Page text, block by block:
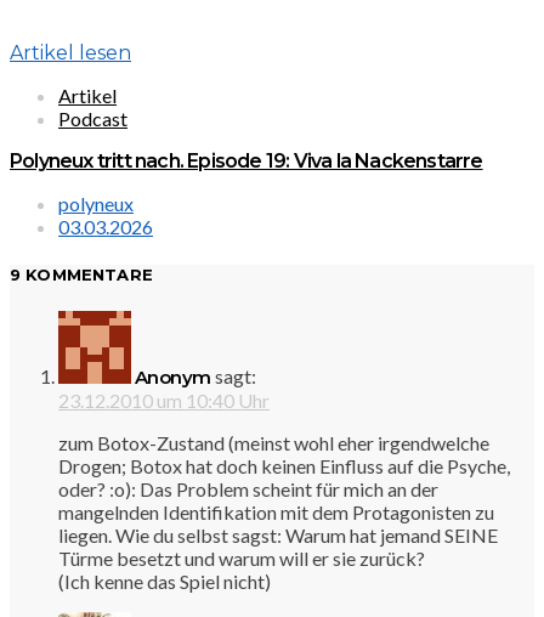
Artikel lesen
Artikel
Podcast
Polyneux tritt nach. Episode 19: Viva la Nackenstarre
polyneux
03.03.2026
9 KOMMENTARE
Anonym sagt:
23.12.2010 um 10:40 Uhr
zum Botox-Zustand (meinst wohl eher irgendwelche
Drogen; Botox hat doch keinen Einfluss auf die Psyche,
oder? :o): Das Problem scheint für mich an der
mangelnden Identifikation mit dem Protagonisten zu
liegen. Wie du selbst sagst: Warum hat jemand SEINE
Türme besetzt und warum will er sie zurück?
(Ich kenne das Spiel nicht)